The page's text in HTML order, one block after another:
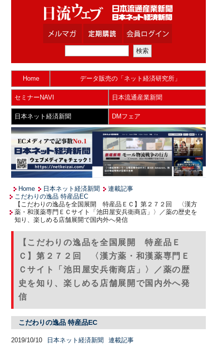
Home データ販売の「ネット経済研究所」
セミナーNAVI 日本流通産業新聞
日本ネット経済新聞 DMフェア
Home 日本ネット経済新聞
連載記事
こだわりの逸品 特産品EC
【こだわりの逸品を全国展開 特産品ＥＣ】第２７２回 〈漢方
薬・和漢薬専門ＥＣサイト「池田屋安兵衛商店」〉／薬の歴史を
知り、楽しめる店舗展開で国内外へ発信
【こだわりの逸品を全国展開 特産品Ｅ
Ｃ】第２７２回 〈漢方薬・和漢薬専門Ｅ
Ｃサイト「池田屋安兵衛商店」〉／薬の歴
史を知り、楽しめる店舗展開で国内外へ発
信
こだわりの逸品 特産品EC
2019/10/10 日本ネット経済新聞 連載記事